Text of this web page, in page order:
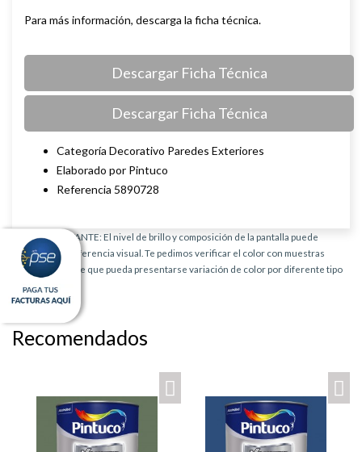
Para más información, descarga la ficha técnica.
Descargar Ficha Técnica
Descargar Ficha Técnica
Categoría Decorativo Paredes Exteriores
Elaborado por Pintuco
Referencia 5890728
AVISO IMPORTANTE: El nivel de brillo y composición de la pantalla puede
provocar una diferencia visual. Te pedimos verificar el color con muestras
físicas. Es posible que pueda presentarse variación de color por diferente tipo
de producto.
Recomendados